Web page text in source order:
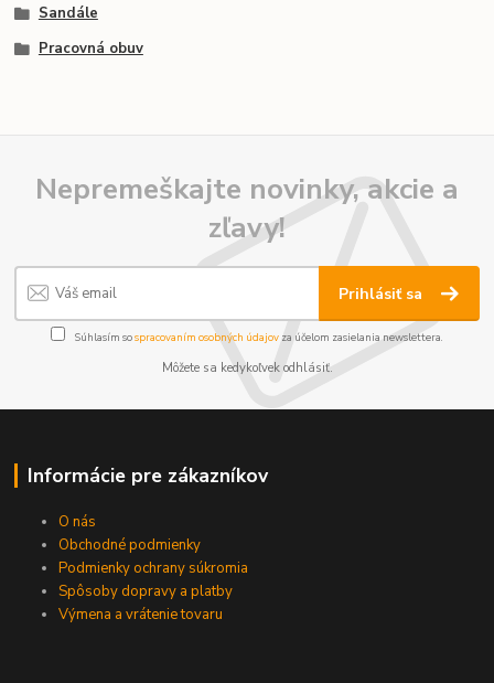
Sandále
Pracovná obuv
Nepremeškajte novinky, akcie a
zľavy!
Prihlásiť sa
Súhlasím sospracovaním osobných údajov za účelom zasielania newslettera.
Môžete sa kedykoľvek odhlásiť.
Informácie pre zákazníkov
O nás
Obchodné podmienky
Podmienky ochrany súkromia
Spôsoby dopravy a platby
Výmena a vrátenie tovaru